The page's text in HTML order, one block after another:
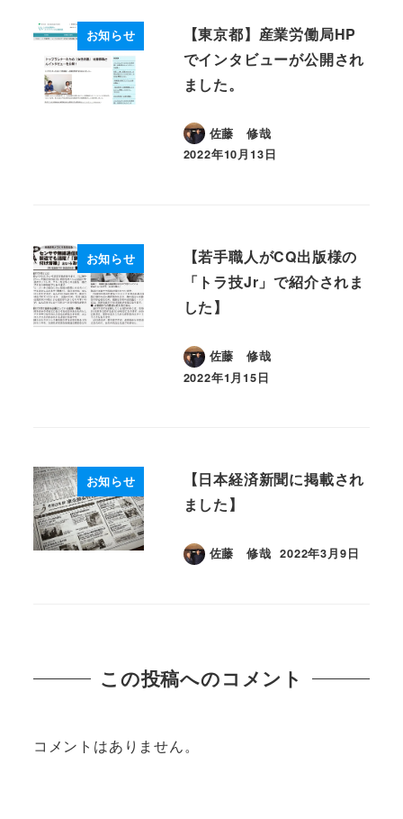
お知らせ
【東京都】産業労働局HP
でインタビューが公開され
ました。
佐藤 修哉
投稿日
2022年10月13日
お知らせ
【若手職人がCQ出版様の
「トラ技Jr」で紹介されま
した】
佐藤 修哉
投稿日
2022年1月15日
お知らせ
【日本経済新聞に掲載され
ました】
佐藤 修哉
投稿日
2022年3月9日
この投稿へのコメント
コメントはありません。